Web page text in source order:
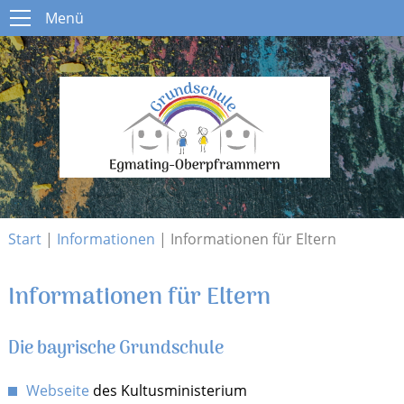
Start
Schule
Open submenu
Aktuelles
Open submenu
Infos
Open submenu
Kontakt
Menü
Start| Informationen | Informationen für Eltern
Informationen für Eltern
Die bayrische Grundschule
Webseite des Kultusministerium